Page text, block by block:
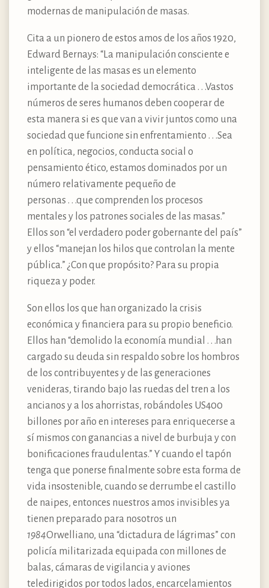
modernas de manipulación de masas.
Cita a un pionero de estos amos de los años 1920,
Edward Bernays: “La manipulación consciente e
inteligente de las masas es un elemento
importante de la sociedad democrática . . .Vastos
números de seres humanos deben cooperar de
esta manera si es que van a vivir juntos como una
sociedad que funcione sin enfrentamiento . . .Sea
en política, negocios, conducta social o
pensamiento ético, estamos dominados por un
número relativamente pequeño de
personas . . .que comprenden los procesos
mentales y los patrones sociales de las masas.”
Ellos son “el verdadero poder gobernante del país”
y ellos “manejan los hilos que controlan la mente
pública.” ¿Con que propósito? Para su propia
riqueza y poder.
Son ellos los que han organizado la crisis
económica y financiera para su propio beneficio.
Ellos han “demolido la economía mundial . . .han
cargado su deuda sin respaldo sobre los hombros
de los contribuyentes y de las generaciones
venideras, tirando bajo las ruedas del tren a los
ancianos y a los ahorristas, robándoles US400
billones por año en intereses para enriquecerse a
sí mismos con ganancias a nivel de burbuja y con
bonificaciones fraudulentas.” Y cuando el tapón
tenga que ponerse finalmente sobre esta forma de
vida insostenible, cuando se derrumbe el castillo
de naipes, entonces nuestros amos invisibles ya
tienen preparado para nosotros un
1984Orwelliano, una “dictadura de lágrimas” con
policía militarizada equipada con millones de
balas, cámaras de vigilancia y aviones
teledirigidos por todos lados, encarcelamientos